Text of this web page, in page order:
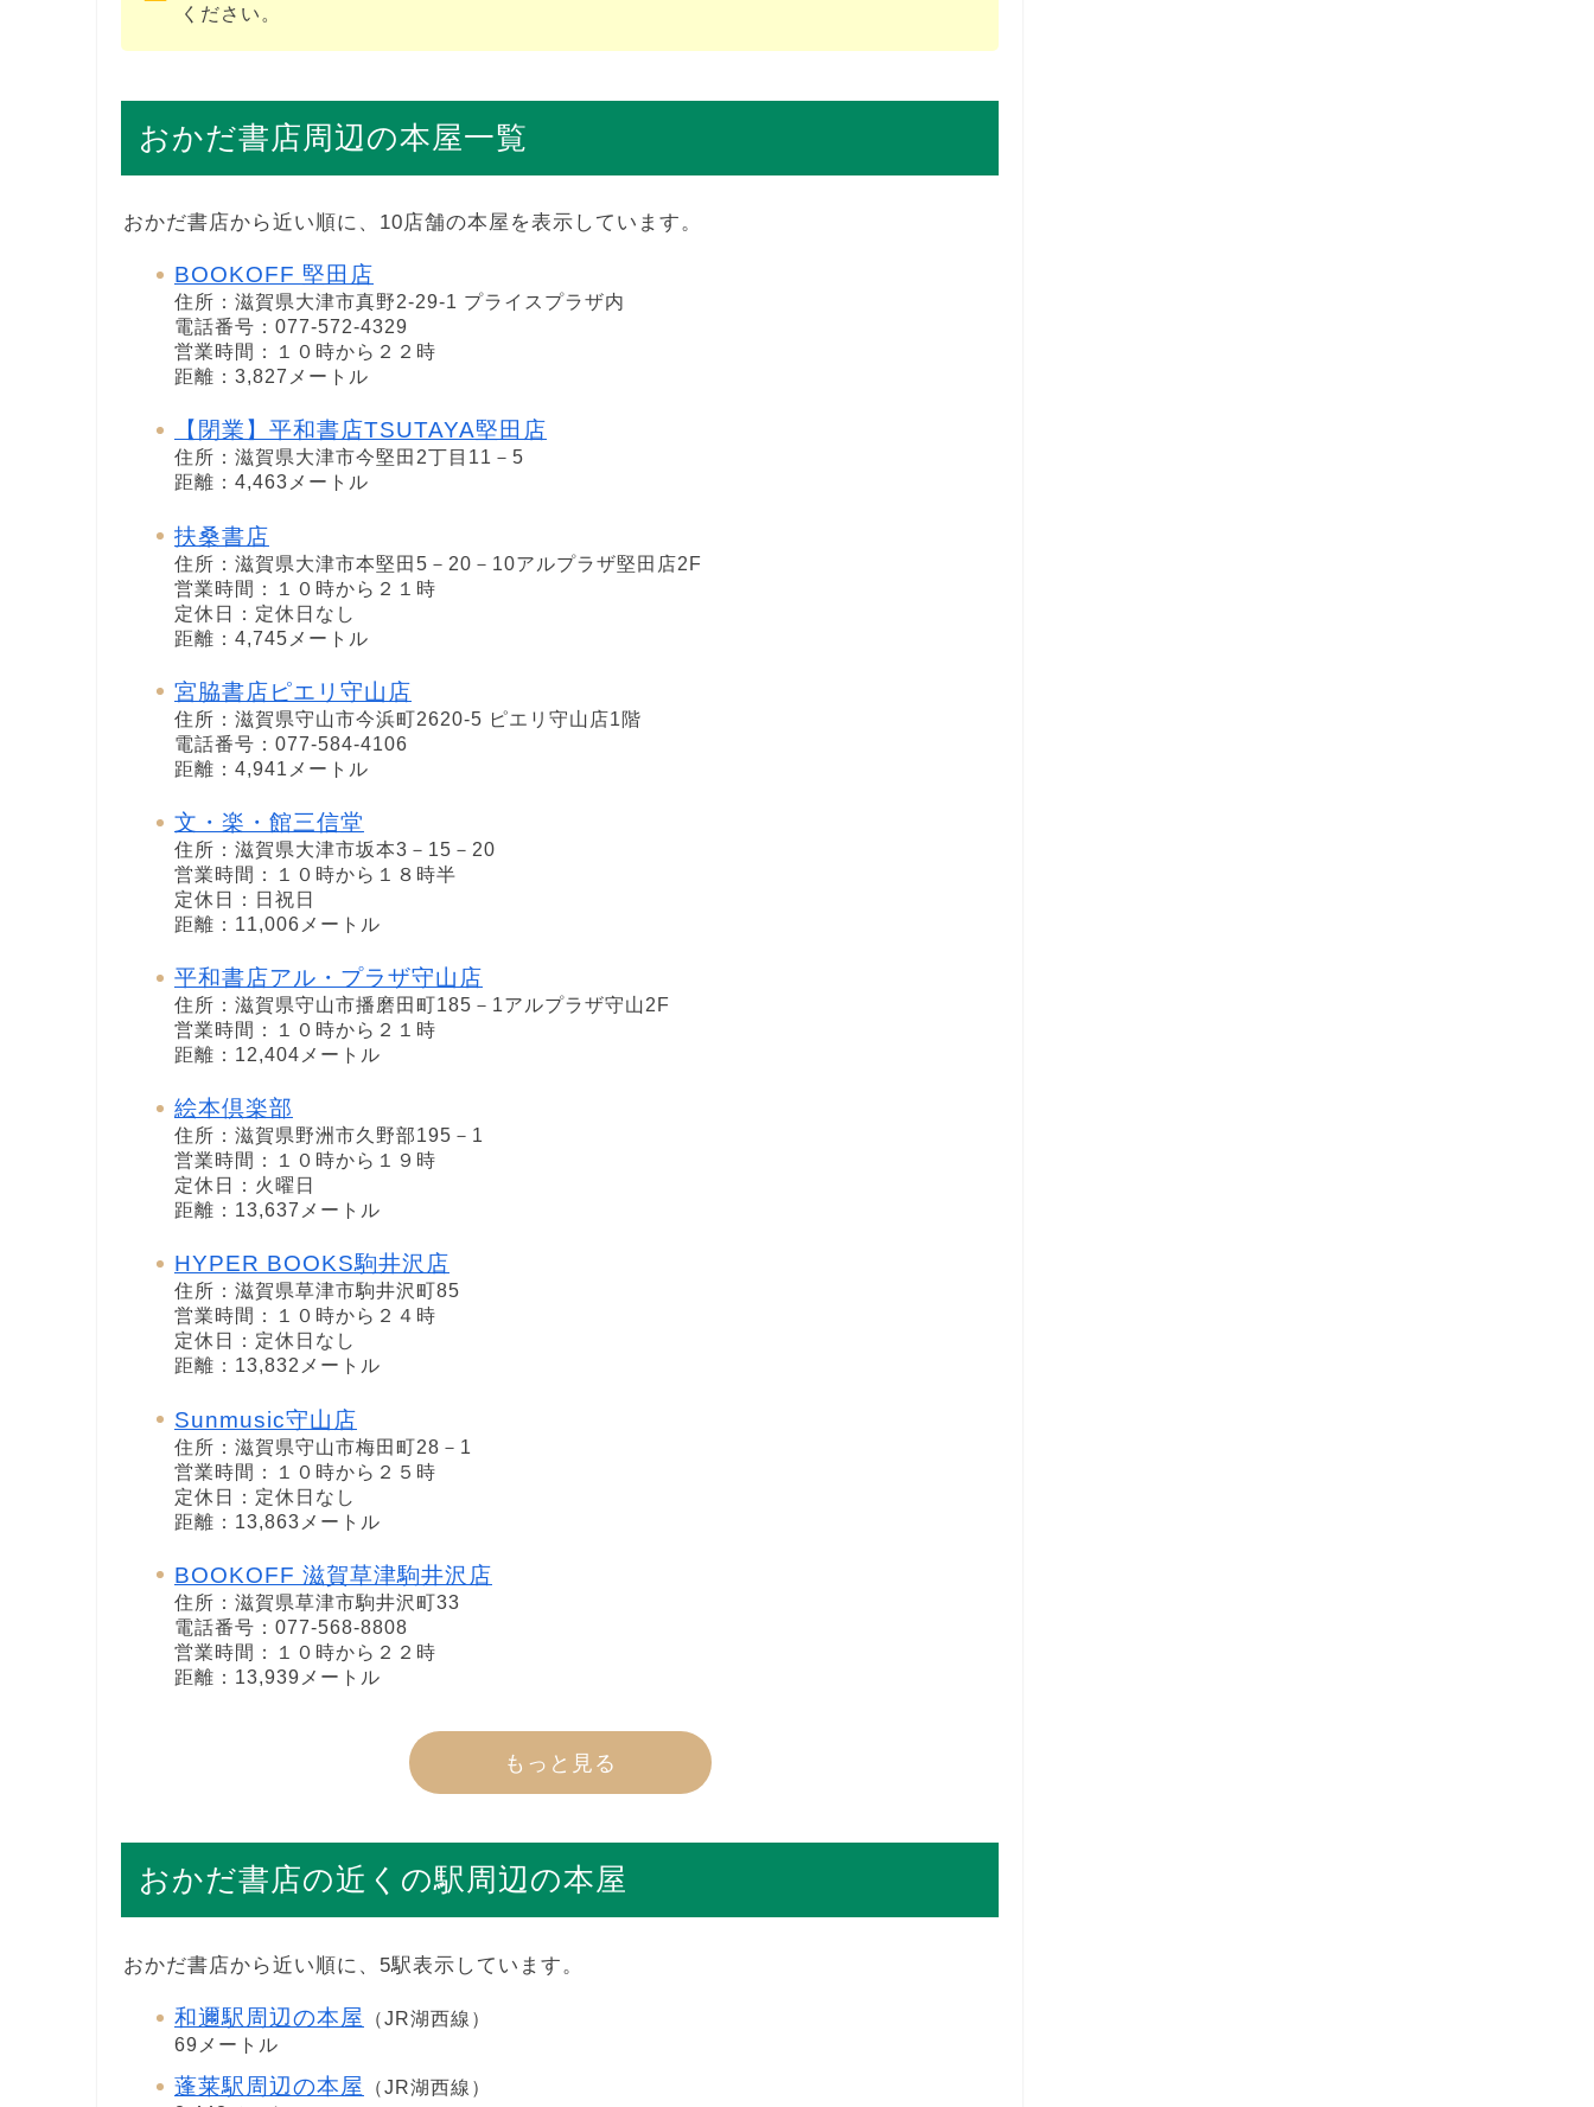
ください。
おかだ書店周辺の本屋一覧
おかだ書店から近い順に、10店舗の本屋を表示しています。
BOOKOFF 堅田店
住所：滋賀県大津市真野2-29-1 プライスプラザ内
電話番号：077-572-4329
営業時間：１０時から２２時
距離：3,827メートル
【閉業】平和書店TSUTAYA堅田店
住所：滋賀県大津市今堅田2丁目11－5
距離：4,463メートル
扶桑書店
住所：滋賀県大津市本堅田5－20－10アルプラザ堅田店2F
営業時間：１０時から２１時
定休日：定休日なし
距離：4,745メートル
宮脇書店ピエリ守山店
住所：滋賀県守山市今浜町2620-5 ピエリ守山店1階
電話番号：077-584-4106
距離：4,941メートル
文・楽・館三信堂
住所：滋賀県大津市坂本3－15－20
営業時間：１０時から１８時半
定休日：日祝日
距離：11,006メートル
平和書店アル・プラザ守山店
住所：滋賀県守山市播磨田町185－1アルプラザ守山2F
営業時間：１０時から２１時
距離：12,404メートル
絵本倶楽部
住所：滋賀県野洲市久野部195－1
営業時間：１０時から１９時
定休日：火曜日
距離：13,637メートル
HYPER BOOKS駒井沢店
住所：滋賀県草津市駒井沢町85
営業時間：１０時から２４時
定休日：定休日なし
距離：13,832メートル
Sunmusic守山店
住所：滋賀県守山市梅田町28－1
営業時間：１０時から２５時
定休日：定休日なし
距離：13,863メートル
BOOKOFF 滋賀草津駒井沢店
住所：滋賀県草津市駒井沢町33
電話番号：077-568-8808
営業時間：１０時から２２時
距離：13,939メートル
もっと見る
おかだ書店の近くの駅周辺の本屋
おかだ書店から近い順に、5駅表示しています。
和邇駅周辺の本屋
（JR湖西線）
69メートル
蓬莱駅周辺の本屋
（JR湖西線）